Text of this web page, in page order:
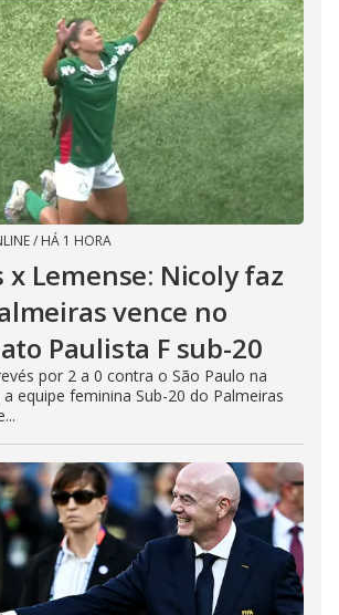
/ HÁ 1 HORA
x Lemense: Nicoly faz
vence no
Paulista F sub-20
por 2 a 0 contra o São Paulo na
equipe feminina Sub-20 do Palmeiras